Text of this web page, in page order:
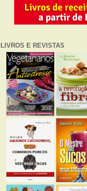
LIVROS E REVISTAS